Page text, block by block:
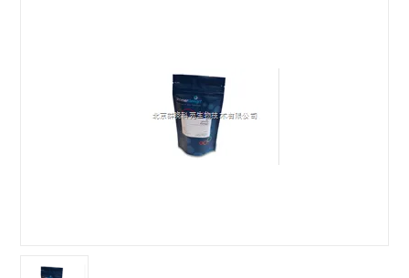
primerdesign羊病原体检测试剂盒
primerdesign牛病原体检测试剂盒